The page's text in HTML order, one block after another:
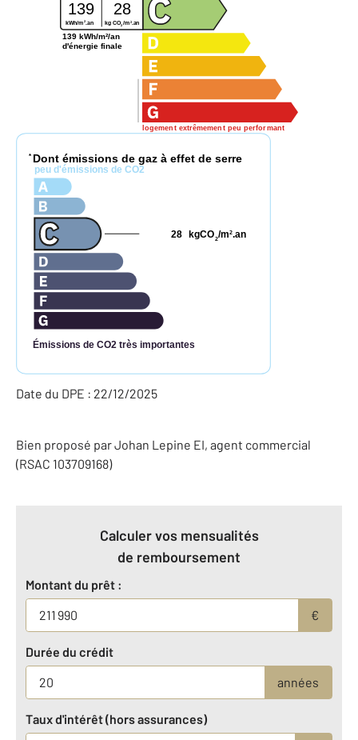
logement extrêmement peu performant
139 28
kWh/m 2 .an kg CO2/m2.an
139 kWh/m²/an
d'énergie finale
* Dont émissions de gaz à effet de serre
peu d'émissions de CO2
Émissions de CO2 très importantes
kgCO2/m2.an
28
Date du DPE : 22/12/2025
Bien proposé parJohan Lepine EI, agent commercial
(RSAC 103709168)
Calculer vos mensualités
de remboursement
Montant du prêt :
€
Durée du crédit
années
Taux d'intérêt (hors assurances)